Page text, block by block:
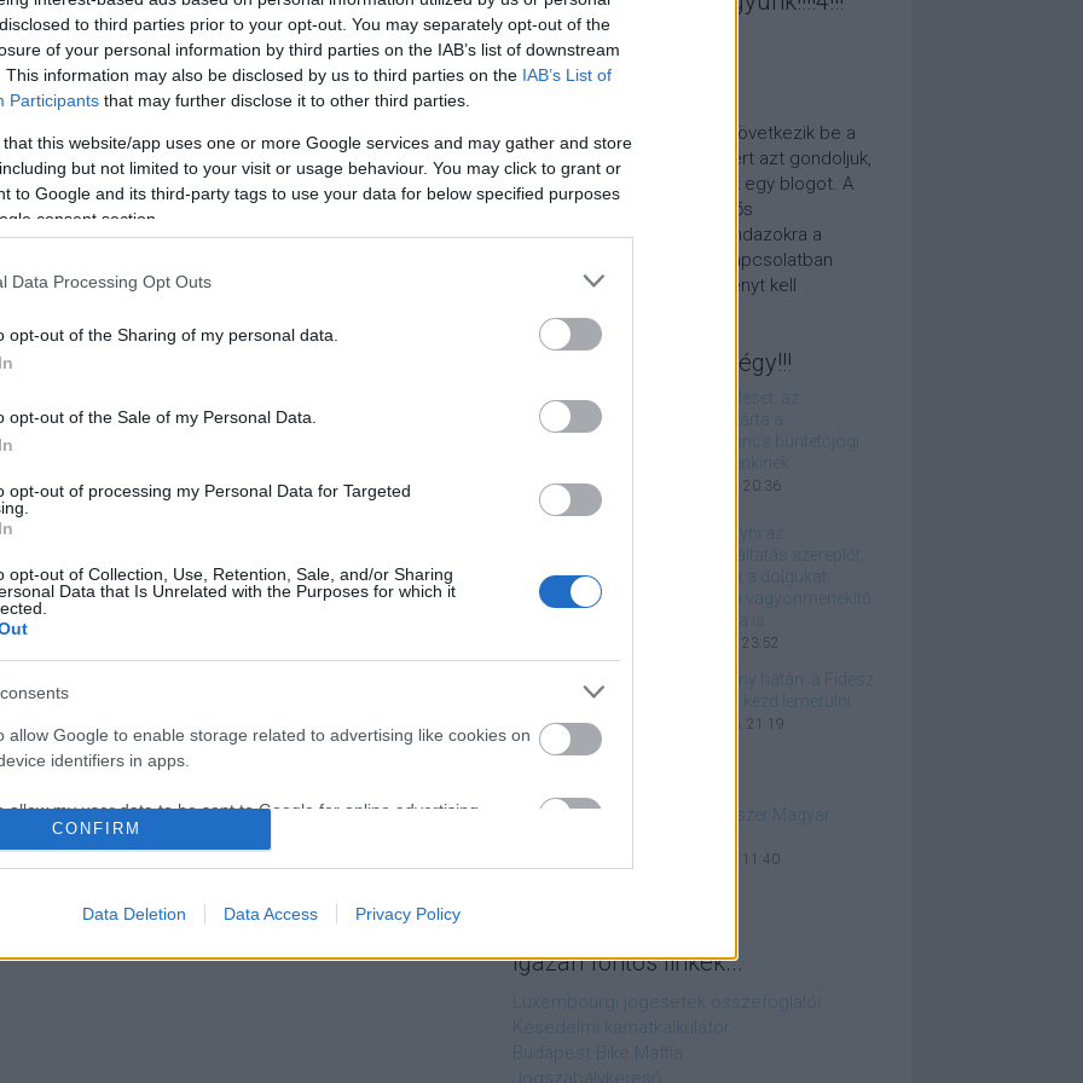
to third parties prior to your opt-out. You may separately opt-out of the
of your personal information by third parties on the IAB’s list of downstream
This information may also be disclosed by us to third parties on the IAB’s List of
Participants that may further disclose it to other third parties.
that this website/app uses one or more Google services and may gather and store
but not limited to your visit or usage behaviour. You may click to grant or
to Google and its third-party tags to use your data for below specified purposes
consent section.
Data Processing Opt Outs
opt-out of the Sharing of my personal data.
opt-out of the Sale of my Personal Data.
opt-out of processing my Personal Data for Targeted
opt-out of Collection, Use, Retention, Sale, and/or Sharing
Data that Is Unrelated with the Purposes for which it
allow Google to enable storage related to advertising like cookies on
identifiers in apps.
allow my user data to be sent to Google for online advertising
identifiers in apps.
allow Google to enable storage related to functionality of the website
CONFIRM
Data Deletion Data Access Privacy Policy
szerint a tanúvallomások mellett egy
áll az egyik győri középiskolában történt
mert néhány órával korábban hármast kapott tőle. Az
TOVÁBB
Úgy fest, paradigmaváltás következik be a
kormányzati politikában, ezért azt gondoljuk,
valamit tennünk kell: indítunk egy blogot. A
célunk nem több, mint felelős
értelmiségiként reagálni mindazokra a
történésekre, amelyekkel kapcsolatban
gyakorló jogászként véleményt kell
A legjobbak, tőlünk!!négy!!!
Kézigránát-baleset: az
ügyészség lezárta a
nyomozást, nincs büntetőjogi
felelőssége senkinek
2026. június 06. 20:36
Békén kell hagyni az
igazságszolgáltatás szereplőt,
hogy tehessék a dolgukat:
csapjanak le a vagyonmenekítő
NER-lovagokra is
2026. április 28. 23:52
Botrány botrány hátán: a Fidesz
akkumulátora kezd lemerülni
2026. február 13. 21:19
Lesz még egyszer Magyar
2026. január 19. 11:40
Igazán fontos linkek...
Luxembourgi jogesetek összefoglalói
Késedelmi kamatkalkulátor
Budapest Bike Maffia
Jogszabálykereső